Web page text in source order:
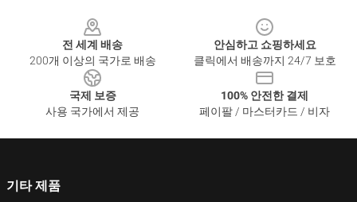
전 세계 배송
200개 이상의 국가로 배송
안심하고 쇼핑하세요
클릭에서 배송까지 24/7 보호
국제 보증
사용 국가에서 제공
100% 안전한 결제
페이팔 / 마스터카드 / 비자
기타 제품